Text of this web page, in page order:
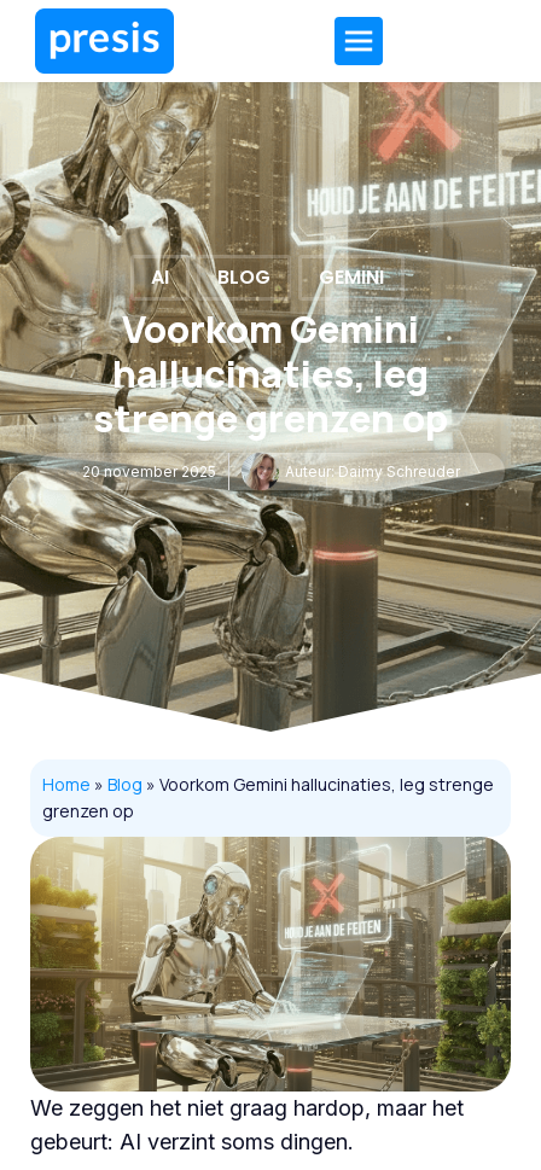
AI BLOG GEMINI
Voorkom Gemini
hallucinaties, leg
strenge grenzen op
20 november 2025 Auteur:Daimy Schreuder
Home » Blog » Voorkom Gemini hallucinaties, leg strenge
grenzen op
We zeggen het niet graag hardop, maar het
gebeurt: AI verzint soms dingen.